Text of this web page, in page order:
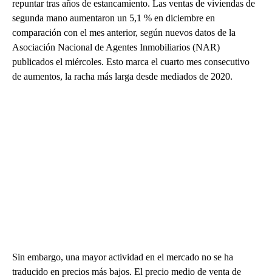
repuntar tras años de estancamiento. Las ventas de viviendas de
segunda mano aumentaron un 5,1 % en diciembre en
comparación con el mes anterior, según nuevos datos de la
Asociación Nacional de Agentes Inmobiliarios (NAR)
publicados el miércoles. Esto marca el cuarto mes consecutivo
de aumentos, la racha más larga desde mediados de 2020.
Sin embargo, una mayor actividad en el mercado no se ha
traducido en precios más bajos. El precio medio de venta de